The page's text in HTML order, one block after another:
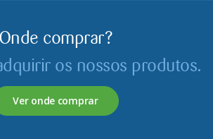
Onde comprar?
os nossos produtos.
Ver onde comprar